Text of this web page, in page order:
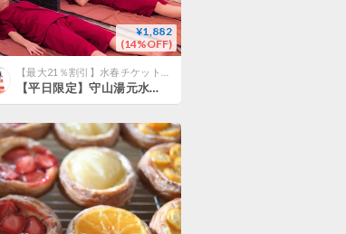
¥1,882
(14%OFF)
【平日限定】守山湯元水春 ピエリ守山 岩盤浴お得セット （入浴＋岩盤浴＋レンタルタオル） チケット